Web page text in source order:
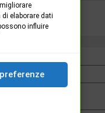
elaborare dati
influire